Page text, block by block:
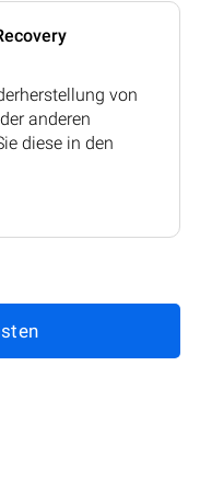
von
anderen
diese in den